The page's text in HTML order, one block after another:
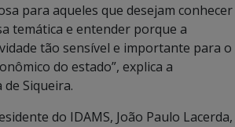
para aqueles que desejam conhecer
temática e entender porque a
tão sensível e importante para o
do estado”, explica a
Siqueira.
do IDAMS, João Paulo Lacerda,